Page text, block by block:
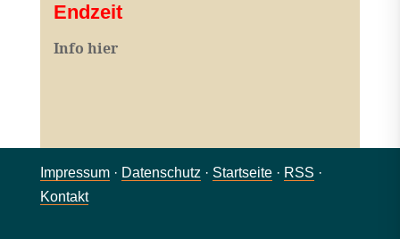
Endzeit
Info hier
Impressum· Datenschutz · Startseite· RSS ·
Kontakt